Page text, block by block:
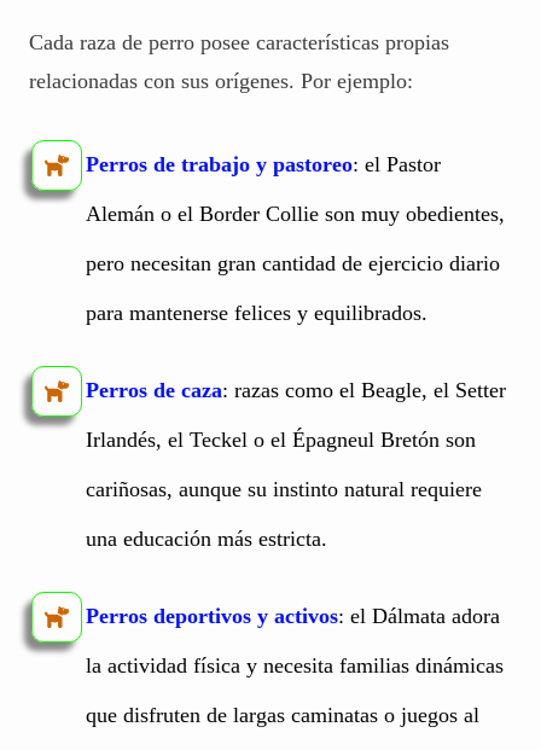
Cada raza de perro posee características propias
relacionadas con sus orígenes. Por ejemplo:
Perros de trabajo y pastoreo: el Pastor
Alemán o el Border Collie son muy obedientes,
pero necesitan gran cantidad de ejercicio diario
para mantenerse felices y equilibrados.
Perros de caza: razas como el Beagle, el Setter
Irlandés, el Teckel o el Épagneul Bretón son
cariñosas, aunque su instinto natural requiere
una educación más estricta.
Perros deportivos y activos: el Dálmata adora
la actividad física y necesita familias dinámicas
que disfruten de largas caminatas o juegos al